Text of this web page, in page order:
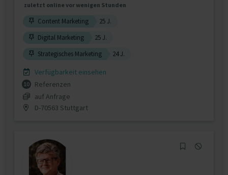
zuletzt online vor wenigen Stunden
Content Marketing
25 J.
Digital Marketing
25 J.
Strategisches Marketing
24 J.
Verfügbarkeit einsehen
10
Referenzen
auf Anfrage
D-70563 Stuttgart